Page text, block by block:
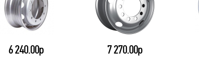
6 240.00р 7 270.00р